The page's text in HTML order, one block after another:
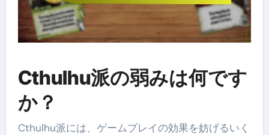
Cthulhu派の弱みは何です
か？
Cthulhu派には、ゲームプレイの効果を妨げるいく